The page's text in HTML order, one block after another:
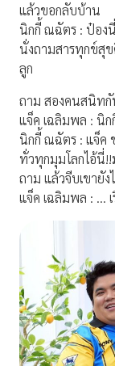
แล้วขอกลับบ้าน
นิกกี้ ณฉัตร : ป๋อง
นั่งถามสารทุกข์สุ
ลูก
ถาม สองคนสนิทกั
แจ็ค เฉลิมพล : นิ
นิกกี้ ณฉัตร : แจ็ค
ทั่วทุกมุมโลกไอ้นี่
ถาม แล้วจีบเขายัง
แจ็ค เฉลิมพล : … เ